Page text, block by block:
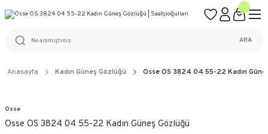
%100 ORİJİNAL ÜRÜN GARANTİSİ
ARA
Anasayfa Kadın Güneş Gözlüğü Osse OS 3824 04 55-22 Kadın
Osse
Osse OS 3824 04 55-22 Kadın Güneş Gözlüğü